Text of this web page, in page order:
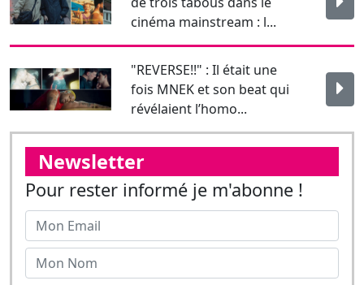
cinéma mainstream : l...
"REVERSE!!" : Il était une
fois MNEK et son beat qui
révélaient l’homo...
Newsletter
Pour rester informé je m'abonne !